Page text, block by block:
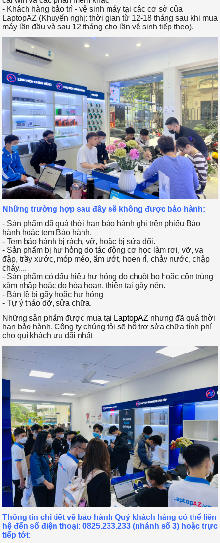
- Khách hàng bảo trì - vệ sinh máy tại các cơ sở của
LaptopAZ (Khuyến nghị: thời gian từ 12-18 tháng sau khi mua
máy lần đầu và sau 12 tháng cho lần vệ sinh tiếp theo).
Những trường hợp sau đây sẽ không được bảo hành:
- Sản phẩm đã quá thời hạn bảo hành ghi trên phiếu Bảo
hành hoặc tem Bảo hành.
- Tem bảo hành bị rách, vỡ, hoặc bị sửa đổi.​
- Sản phẩm bị hư hỏng do tác động cơ học làm rơi, vỡ, va
đập, trầy xước, móp méo, ẩm ướt, hoen rỉ, chảy nước, chập
cháy,...
- Sản phẩm có dấu hiệu hư hỏng do chuột bọ hoặc côn trùng
xâm nhập hoặc do hỏa hoạn, thiên tai gây nên.
- Bản lề bị gãy hoặc hư hỏng
- Tự ý tháo dỡ, sửa chữa.
Những sản phẩm được mua tại LaptopAZ nhưng đã quá thời
hạn bảo hành, Công ty chúng tôi sẽ hỗ trợ sửa chữa tính phí
cho quí khách ưu đãi nhất
Thông tin chi tiết về bảo hành Quý khách hàng có thể liên
hệ đến số điện thoại: 0825.233.233 (nhánh số 3) hoặc trực
tiếp tới: